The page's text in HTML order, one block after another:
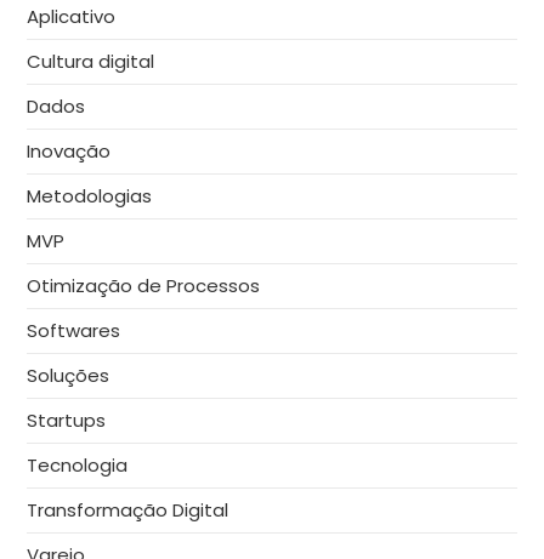
Aplicativo
Cultura digital
Dados
Inovação
Metodologias
MVP
Otimização de Processos
Softwares
Soluções
Startups
Tecnologia
Transformação Digital